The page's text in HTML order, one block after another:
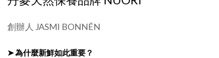
創辦人 JASMI BONNÉN
➤ 為什麼新鮮如此重要？